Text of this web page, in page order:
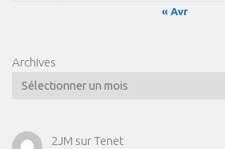
« Avr
Archives
2JM surTenet